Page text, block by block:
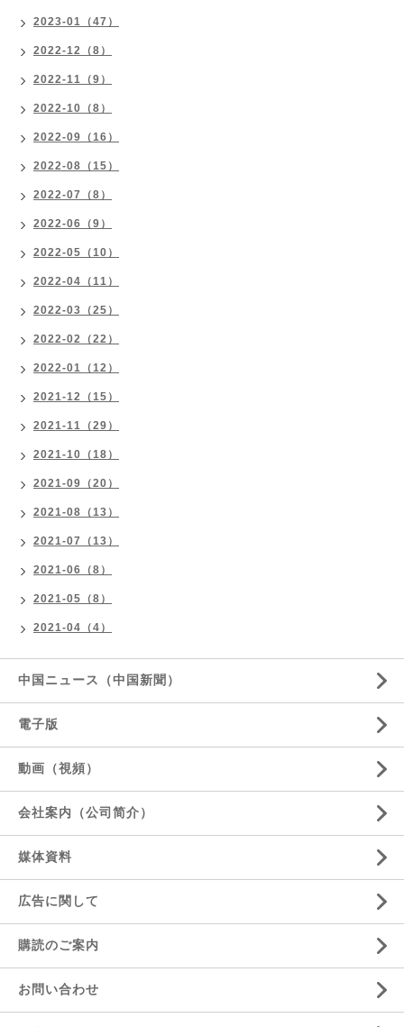
2023-01（47）
2022-12（8）
2022-11（9）
2022-10（8）
2022-09（16）
2022-08（15）
2022-07（8）
2022-06（9）
2022-05（10）
2022-04（11）
2022-03（25）
2022-02（22）
2022-01（12）
2021-12（15）
2021-11（29）
2021-10（18）
2021-09（20）
2021-08（13）
2021-07（13）
2021-06（8）
2021-05（8）
2021-04（4）
中国ニュース（中国新聞）
電子版
動画（視頻）
会社案内（公司简介）
媒体資料
広告に関して
購読のご案内
お問い合わせ